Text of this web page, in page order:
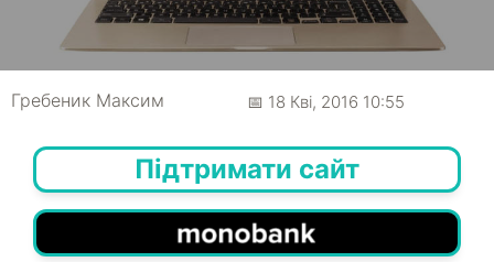
Гребеник Максим 📅 18 Кві, 2016 10:55
Підтримати сайт